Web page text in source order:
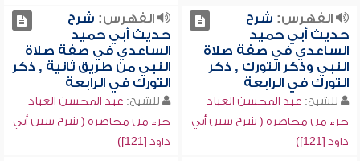
الفهرس: شرح
حديث أبي حميد
الساعدي في صفة صلاة
النبي وذكر التورك , ذكر
التورك في الرابعة
للشيخ: عبد المحسن العباد
جزء من محاضرة ( شرح سنن أبي
داود [121])
الفهرس: شرح
حديث أبي حميد
الساعدي في صفة صلاة
النبي من طريق ثانية , ذكر
التورك في الرابعة
للشيخ: عبد المحسن العباد
جزء من محاضرة ( شرح سنن أبي
داود [121])